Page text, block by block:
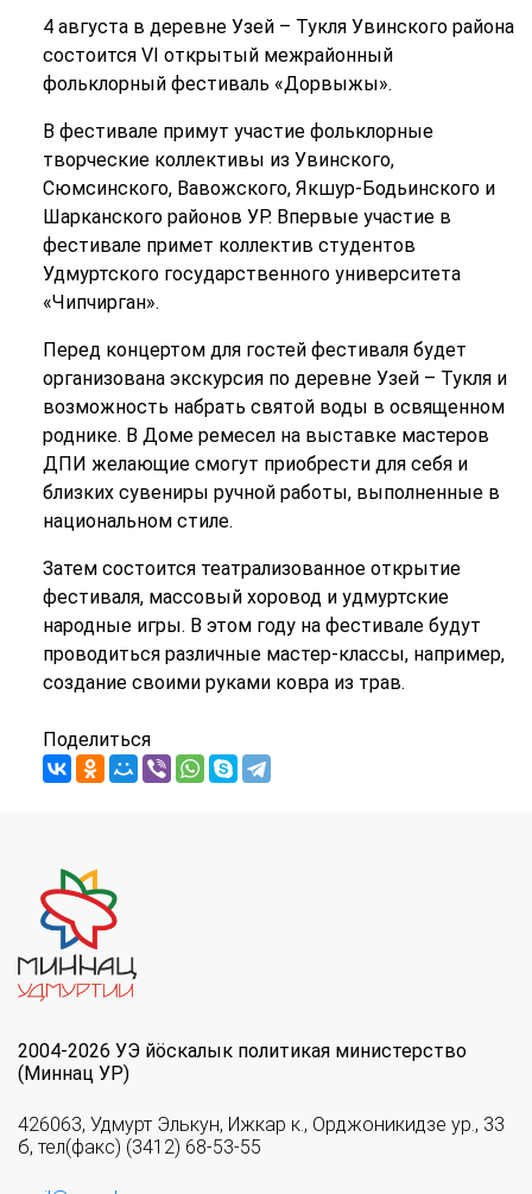
4 августа в деревне Узей – Тукля Увинского района
состоится VI открытый межрайонный
фольклорный фестиваль «Дорвыжы».
В фестивале примут участие фольклорные
творческие коллективы из Увинского,
Сюмсинского, Вавожского, Якшур-Бодьинского и
Шарканского районов УР. Впервые участие в
фестивале примет коллектив студентов
Удмуртского государственного университета
«Чипчирган».
Перед концертом для гостей фестиваля будет
организована экскурсия по деревне Узей – Тукля и
возможность набрать святой воды в освященном
роднике. В Доме ремесел на выставке мастеров
ДПИ желающие смогут приобрести для себя и
близких сувениры ручной работы, выполненные в
национальном стиле.
Затем состоится театрализованное открытие
фестиваля, массовый хоровод и удмуртские
народные игры. В этом году на фестивале будут
проводиться различные мастер-классы, например,
создание своими руками ковра из трав.
Поделиться
2004-2026 УЭ йöскалык политикая министерство
(Миннац УР)
426063, Удмурт Элькун, Ижкар к., Орджоникидзе ур., 33
б, тел(факс) (3412) 68-53-55